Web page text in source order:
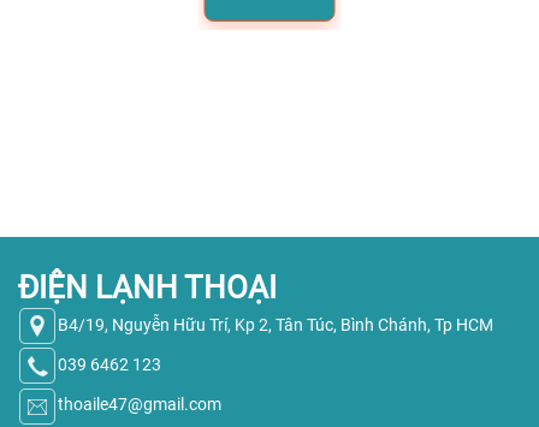
ĐIỆN LẠNH THOẠI
B4/19, Nguyễn Hữu Trí, Kp 2, Tân Túc, Bình Chánh, Tp HCM
039 6462 123
thoaile47@gmail.com